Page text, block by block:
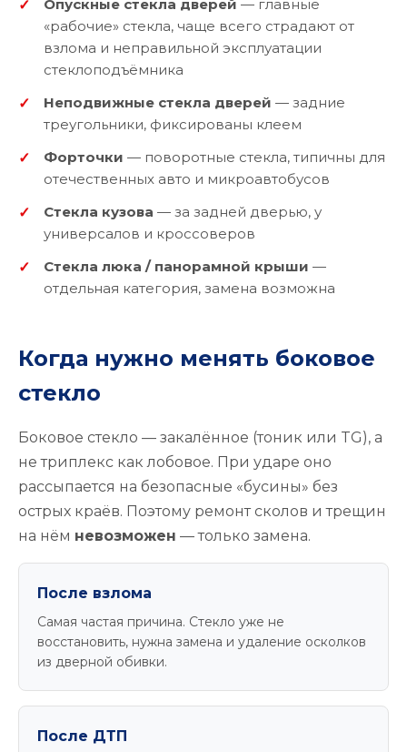
Опускные стекла дверей — главные
«рабочие» стекла, чаще всего страдают от
взлома и неправильной эксплуатации
стеклоподъёмника
Неподвижные стекла дверей — задние
треугольники, фиксированы клеем
Форточки — поворотные стекла, типичны для
отечественных авто и микроавтобусов
Стекла кузова — за задней дверью, у
универсалов и кроссоверов
Стекла люка / панорамной крыши —
отдельная категория, замена возможна
Когда нужно менять боковое
стекло
Боковое стекло — закалённое (тоник или TG), а
не триплекс как лобовое. При ударе оно
рассыпается на безопасные «бусины» без
острых краёв. Поэтому ремонт сколов и трещин
на нём невозможен — только замена.
После взлома
Самая частая причина. Стекло уже не
восстановить, нужна замена и удаление осколков
из дверной обивки.
После ДТП